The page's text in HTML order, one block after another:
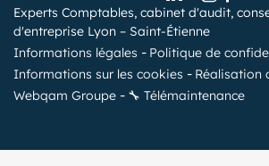
Experts Comptables, cabinet d'audit,
d'entreprise Lyon – Saint-Étienne
Informations légales
Politique de
Informations sur les cookies
Réalisation
Webqam Groupe
🔧 Télémaintenance